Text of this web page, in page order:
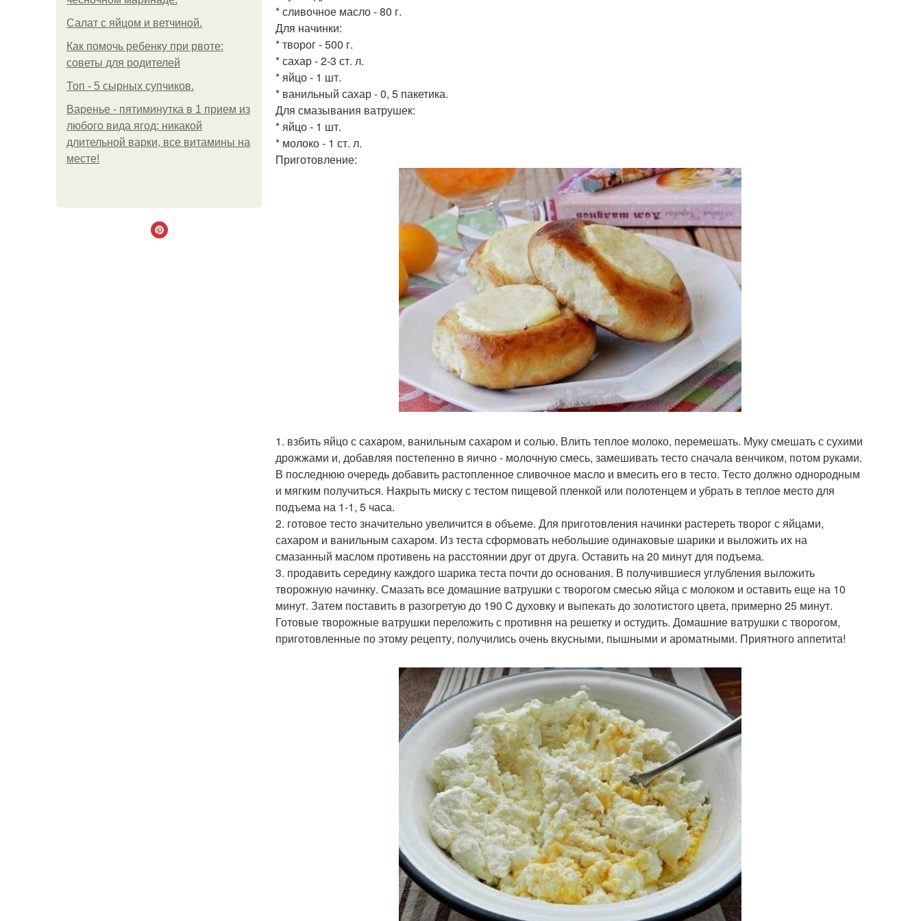
Салат с яйцом и ветчиной.
Как помочь ребенку при рвоте:
советы для родителей
Топ - 5 сырных супчиков.
Варенье - пятиминутка в 1 прием из
любого вида ягод: никакой
длительной варки, все витамины на
месте!
* сливочное масло - 80 г.
Для начинки:
* творог - 500 г.
* сахар - 2-3 ст. л.
* яйцо - 1 шт.
* ванильный сахар - 0, 5 пакетика.
Для смазывания ватрушек:
* яйцо - 1 шт.
* молоко - 1 ст. л.
Приготовление:
1. взбить яйцо с сахаром, ванильным сахаром и солью. Влить теплое молоко, перемешать. Муку смешать с сухими
дрожжами и, добавляя постепенно в яично - молочную смесь, замешивать тесто сначала венчиком, потом руками.
В последнюю очередь добавить растопленное сливочное масло и вмесить его в тесто. Тесто должно однородным
и мягким получиться. Накрыть миску с тестом пищевой пленкой или полотенцем и убрать в теплое место для
подъема на 1-1, 5 часа.
2. готовое тесто значительно увеличится в объеме. Для приготовления начинки растереть творог с яйцами,
сахаром и ванильным сахаром. Из теста сформовать небольшие одинаковые шарики и выложить их на
смазанный маслом противень на расстоянии друг от друга. Оставить на 20 минут для подъема.
3. продавить середину каждого шарика теста почти до основания. В получившиеся углубления выложить
творожную начинку. Смазать все домашние ватрушки с творогом смесью яйца с молоком и оставить еще на 10
минут. Затем поставить в разогретую до 190 C духовку и выпекать до золотистого цвета, примерно 25 минут.
Готовые творожные ватрушки переложить с противня на решетку и остудить. Домашние ватрушки с творогом,
приготовленные по этому рецепту, получились очень вкусными, пышными и ароматными. Приятного аппетита!